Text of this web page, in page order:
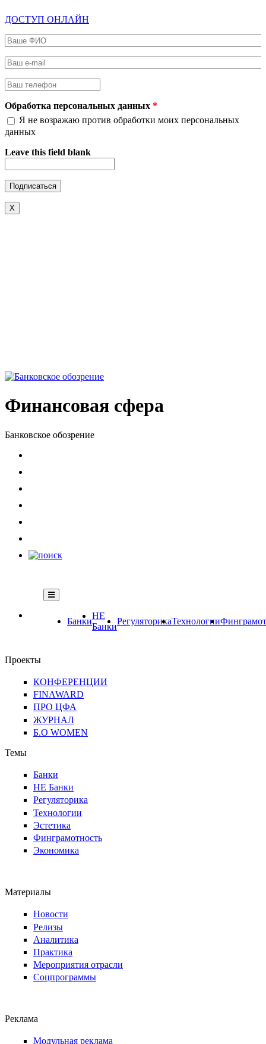
ДОСТУП ОНЛАЙН
Ваше ФИО
Ваш e-mail
Ваш телефон
Обработка персональных данных *
Я не возражаю против обработки моих персональных
данных
Leave this field blank
X
Финансовая сфера
Банковское обозрение
Банки
НЕ
Банки
РегуляторикаТехнологии
Проекты
КОНФЕРЕНЦИИ
FINAWARD
ПРО ЦФА
ЖУРНАЛ
Б.О WOMEN
Темы
Банки
НЕ Банки
Регуляторика
Технологии
Эстетика
Финграмотность
Экономика
Материалы
Новости
Релизы
Аналитика
Практика
Мероприятия отрасли
Соцпрограммы
Реклама
Модульная реклама